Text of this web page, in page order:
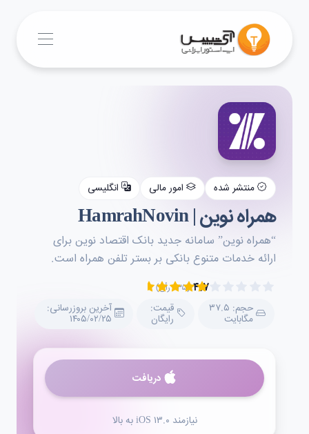
منتشر شده امور مالی انگلیسی
همراه نوین | HamrahNovin
“همراه نوين” سامانه جديد بانک اقتصاد نوين برای
ارائه خدمات متنوع بانکی بر بستر تلفن همراه است.
۴.۷ (۲۳۵ رأی)
حجم: ۳۷.۵
مگابایت
قیمت:
رایگان
آخرین بروزرسانی:
۱۴۰۵/۰۲/۲۵
دریافت
نیازمند iOS ۱۳.۰ به بالا